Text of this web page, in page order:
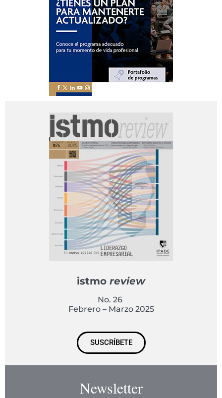
istmo review
No. 26
Febrero – Marzo 2025
SUSCRÍBETE
Newsletter